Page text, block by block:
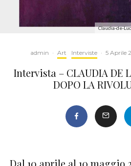
Claudia-de-
admin · Art Interviste · 5 Aprile
Intervista – CLAUDIA DE
DOPO LA
Dal 10 aprile al 10 maggio